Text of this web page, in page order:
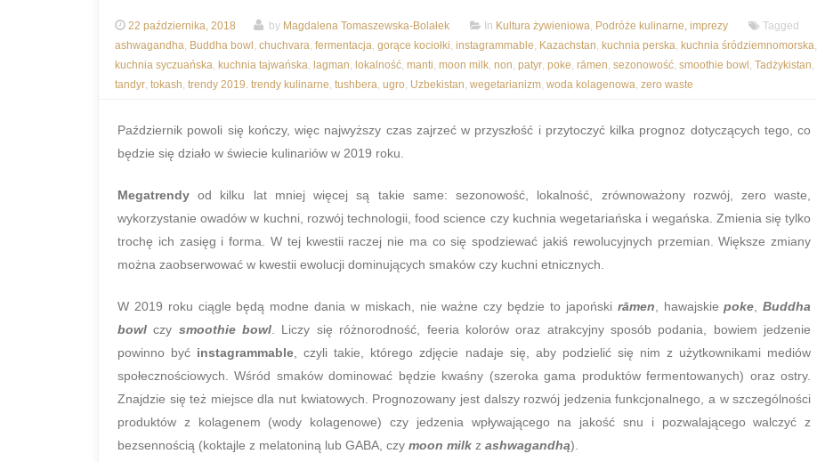
22 października, 2018 by Magdalena Tomaszewska-Bolałek In Kultura żywieniowa, Podróże kulinarne, imprezy
Tagged
ashwagandha, Buddha bowl , chuchvara, fermentacja, gorące kociołki, instagrammable, Kazachstan, kuchnia perska, kuchnia śródziemnomorska,
kuchnia syczuańska, kuchnia tajwańska, lagman, lokalność, manti, moon milk, non, patyr, poke, rāmen, sezonowość, smoothie bowl , Tadżykistan,
tandyr, tokash, trendy 2019. trendy kulinarne, tushbera, ugro, Uzbekistan, wegetarianizm, woda kolagenowa, zero waste
Październik powoli się kończy, więc najwyższy czas zajrzeć w przyszłość i przytoczyć kilka prognoz dotyczących tego, co
będzie się działo w świecie kulinariów w 2019 roku.
Megatrendy od kilku lat mniej więcej są takie same: sezonowość, lokalność, zrównoważony rozwój, zero waste,
wykorzystanie owadów w kuchni, rozwój technologii, food science czy kuchnia wegetariańska i wegańska. Zmienia się tylko
trochę ich zasięg i forma. W tej kwestii raczej nie ma co się spodziewać jakiś rewolucyjnych przemian. Większe zmiany
można zaobserwować w kwestii ewolucji dominujących smaków czy kuchni etnicznych.
W 2019 roku ciągle będą modne dania w miskach, nie ważne czy będzie to japoński rāmen , hawajskiepoke ,Buddha
bowl czy smoothie bowl . Liczy się różnorodność, feeria kolorów oraz atrakcyjny sposób podania, bowiem jedzenie
powinno być instagrammable , czyli takie, którego zdjęcie nadaje się, aby podzielić się nim z użytkownikami mediów
społecznościowych. Wśród smaków dominować będzie kwaśny (szeroka gama produktów fermentowanych) oraz ostry.
Znajdzie się też miejsce dla nut kwiatowych. Prognozowany jest dalszy rozwój jedzenia funkcjonalnego, a w szczególności
produktów z kolagenem (wody kolagenowe) czy jedzenia wpływającego na jakość snu i pozwalającego walczyć z
bezsennością (koktajle z melatoniną lub GABA, czy moon milk z ashwagandhą).